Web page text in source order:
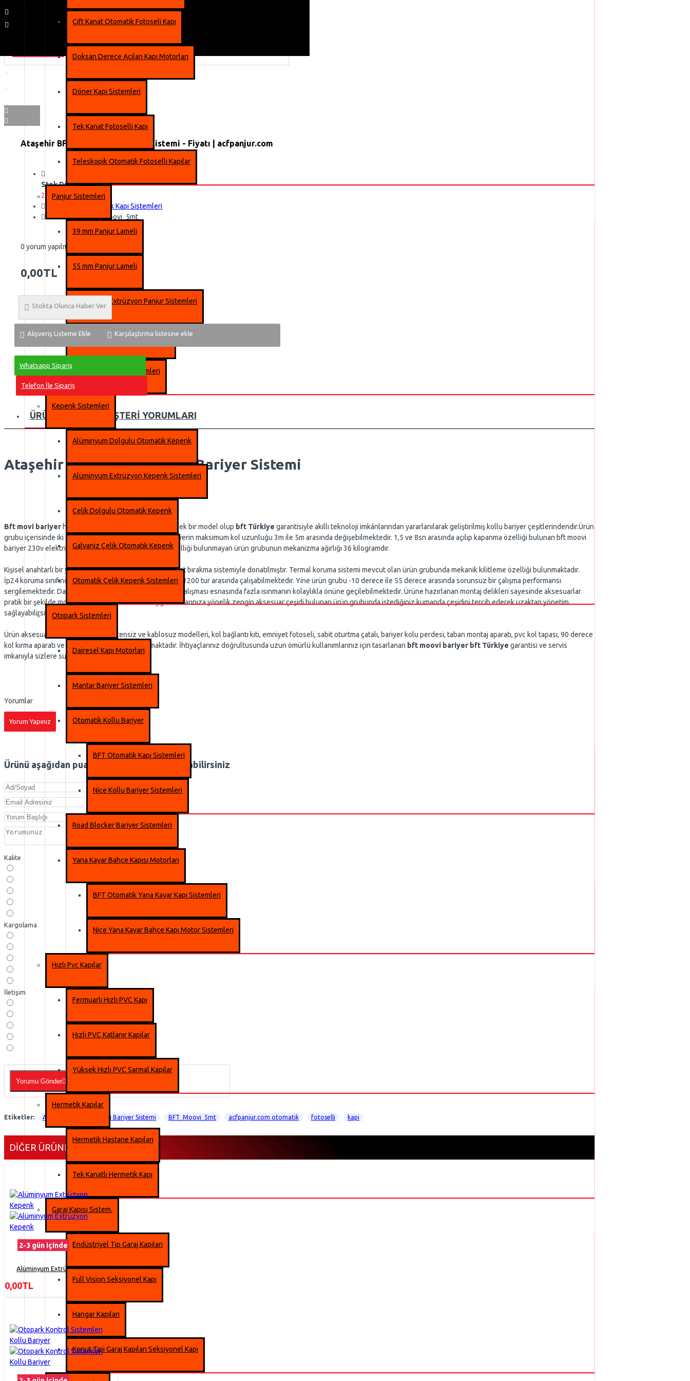
Çift Kanat Otomatik Fotoseli Kapı
Doksan Derece Açılan Kapı Motorları
Döner Kapı Sistemleri
Tek Kanat Fotoselli Kapı
Teleskopik Otomatik Fotoselli Kapılar
Panjur Sistemleri
39 mm Panjur Lameli
55 mm Panjur Lameli
Alüminyum Extrüzyon Panjur Sistemleri
Dıştan Takma Panjur Sistemleri
MonoBlok Panjur Sistemleri
Kepenk Sistemleri
Alüminyum Dolgulu Otomatik Kepenk
Alüminyum Extrüzyon Kepenk Sistemleri
Çelik Dolgulu Otomatik Kepenk
Galvaniz Çelik Otomatik Kepenk
Otomatik Çelik Kepenk Sistemleri
Otopark Sistemleri
Dairesel Kapı Motorları
Mantar Bariyer Sistemleri
Otomatik Kollu Bariyer
BFT Otomatik Kapı Sistemleri
Nice Kollu Bariyer Sistemleri
Road Blocker Bariyer Sistemleri
Yana Kayar Bahçe Kapısı Motorları
BFT Otomatik Yana Kayar Kapı Sistemleri
Nice Yana Kayar Bahçe Kapı Motor Sistemleri
Hızlı Pvc Kapılar
Fermuarlı Hızlı PVC Kapı
Hızlı PVC Katlanır Kapılar
Yüksek Hızlı PVC Sarmal Kapılar
Hermetik Kapılar
Hermetik Hastane Kapıları
Tek Kanatlı Hermetik Kapı
Garaj Kapısı Sistem.
Endüstriyel Tip Garaj Kapıları
Full Vision Seksiyonel Kapı
Hangar Kapıları
Konut Tipi Garaj Kapıları Seksiyonel Kapı
Ataşehir BFT Movi Kollu Bariyer Sistemi - Fiyatı | acfpanjur.com
Stok Durumu:
2-3 gün içinde
BFT Otomatik Kapı Sistemleri
Ürün Kodu::BFT_Moovi_5mt
0 yorum yapılmış.
0,00TL
Stokta Olunca Haber Ver
Alışveriş Listeme Ekle Karşılaştırma listesine ekle
Whatsapp Sipariş
Telefon İle Sipariş
ÜRÜN BILGISI MÜŞTERI YORUMLARI
Ataşehir BFT Movi 60 Kollu Bariyer Sistemi
Bft movi bariyer her türlü ihtiyacınıza cevap verebilecek bir model olup bft Türkiye garantisiyle akıllı teknoloji imkânlarından yararlanılarak geliştirilmiş kollu bariyer çeşitlerindendir.Ürün
grubu içerisinde iki farklı model bulunmakla birlikte bariyerin maksimum kol uzunluğu 3m ile 5m arasında değişebilmektedir. 1,5 ve 8sn arasında açılıp kapanma özelliği bulunan bft moovi
bariyer 230v elektrikle çalışmaktadır. Akü ile çalışma özelliği bulunmayan ürün grubunun mekanizma ağırlığı 36 kilogramdır.
Kişisel anahtarlı bir yapıya sahip olan ürün hızlı tip serbest bırakma sistemiyle donatılmıştır. Termal koruma sistemi mevcut olan ürün grubunda mekanik kilitleme özelliği bulunmaktadır.
İp24 koruma sınıfında yerini alan ürün grubu günde 600- 1200 tur arasında çalışabilmektedir. Yine ürün grubu -10 derece ile 55 derece arasında sorunsuz bir çalışma performansı
sergilemektedir. Dahili tip havalandırma sistemiyle ürün çalışması esnasında fazla ısınmanın kolaylıkla önüne geçilebilmektedir. Ürüne hazırlanan montaj delikleri sayesinde aksesuarlar
pratik bir şekilde monte edilebilmektedir. Farklı uygulamalarınıza yönelik zengin aksesuar çeşidi bulunan ürün grubunda istediğiniz kumanda çeşidini tercih ederek uzaktan yönetim
sağlayabilirsiniz.
Ürün aksesuarları arasında flaşör antensiz ve kablosuz modelleri, kol bağlantı kiti, emniyet fotoseli, sabit oturtma çatalı, bariyer kolu perdesi, taban montaj aparatı, pvc kol tapası, 90 derece
kol kırma aparatı ve çeşitli bariyer kolları bulunmaktadır. İhtiyaçlarınız doğrultusunda uzun ömürlü kullanımlarınız için tasarlanan bft moovi bariyer bft Türkiye garantisi ve servis
imkanıyla sizlere sunulmaktadır.
Yorumlar
Yorum Yapınız
Ürünü aşağıdan puanlayabilir ve yorum yazabilirsiniz
Kalite
Kargolama
İletişim
Yorumu Gönder
Etiketler: Ataşehir BFT Movi Kollu Bariyer Sistemi BFT_Moovi_5mt acfpanjur.com otomatik fotoselli kapi
DIĞER ÜRÜNLERIMIZ
2-3 gün içinde
Alüminyum Extrüzyon Kepenk
0,00TL